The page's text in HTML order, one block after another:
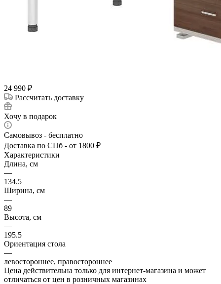
24 990 ₽
Рассчитать доставку
Хочу в подарок
Самовывоз - бесплатно
Доставка по СПб - от 1800 ₽
Характеристики
Длина, см
—
134.5
Ширина, см
—
89
Высота, см
—
195.5
Ориентация стола
—
левостороннее, правостороннее
Цена действительна только для интернет-магазина и может
отличаться от цен в розничных магазинах